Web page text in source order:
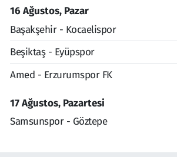
16 Ağustos, Pazar
Başakşehir - Kocaelispor
Beşiktaş - Eyüpspor
Amed - Erzurumspor FK
17 Ağustos, Pazartesi
Samsunspor - Göztepe